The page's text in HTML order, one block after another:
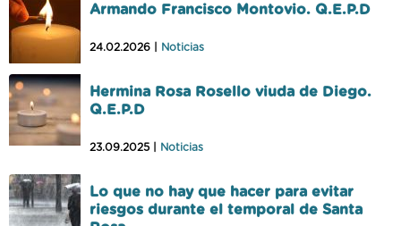
Armando Francisco Montovio. Q.E.P.D
24.02.2026 | Noticias
Hermina Rosa Rosello viuda de Diego.
Q.E.P.D
23.09.2025 | Noticias
Lo que no hay que hacer para evitar
riesgos durante el temporal de Santa